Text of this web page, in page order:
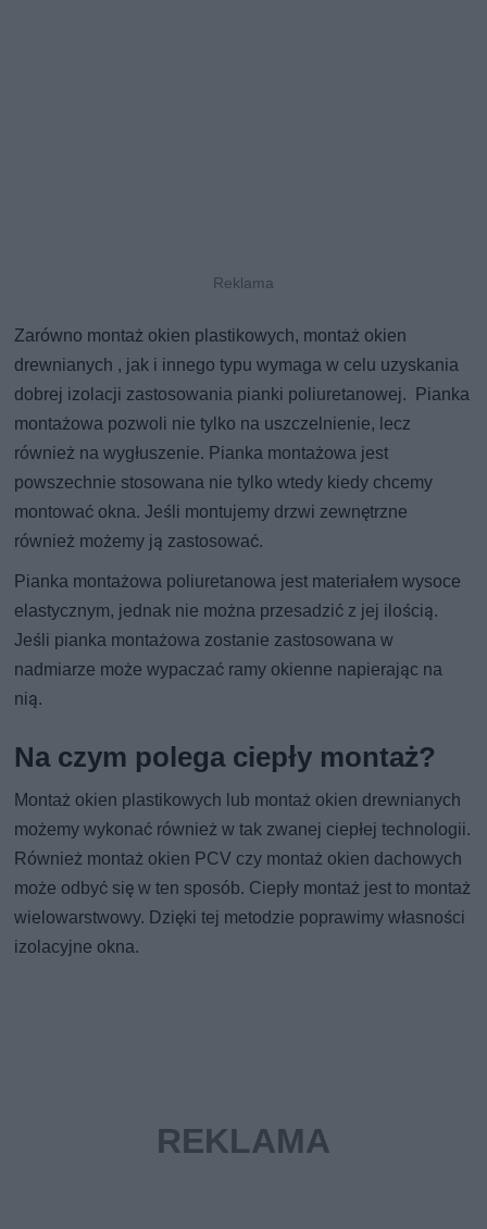
Zarówno montaż okien plastikowych, montaż okien
drewnianych , jak i innego typu wymaga w celu uzyskania
dobrej izolacji zastosowania pianki poliuretanowej. Pianka
montażowa pozwoli nie tylko na uszczelnienie, lecz
również na wygłuszenie. Pianka montażowa jest
powszechnie stosowana nie tylko wtedy kiedy chcemy
montować okna. Jeśli montujemy drzwi zewnętrzne
również możemy ją zastosować.
Pianka montażowa poliuretanowa jest materiałem wysoce
elastycznym, jednak nie można przesadzić z jej ilością.
Jeśli pianka montażowa zostanie zastosowana w
nadmiarze może wypaczać ramy okienne napierając na
nią.
Na czym polega ciepły montaż?
Montaż okien plastikowych lub montaż okien drewnianych
możemy wykonać również w tak zwanej ciepłej technologii.
Również montaż okien PCV czy montaż okien dachowych
może odbyć się w ten sposób. Ciepły montaż jest to montaż
wielowarstwowy. Dzięki tej metodzie poprawimy własności
izolacyjne okna.